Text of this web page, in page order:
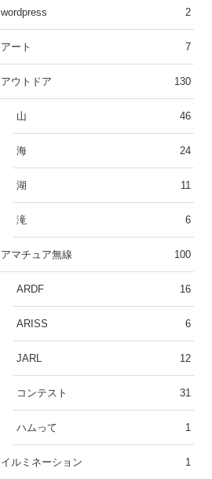
wordpress 2
アート 7
アウトドア 130
山 46
海 24
湖 11
滝 6
アマチュア無線 100
ARDF 16
ARISS 6
JARL 12
コンテスト 31
ハムって 1
イルミネーション 1